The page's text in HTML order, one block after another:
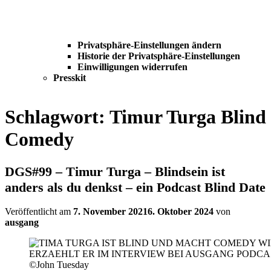
Privatsphäre-Einstellungen ändern
Historie der Privatsphäre-Einstellungen
Einwilligungen widerrufen
Presskit
Schlagwort: Timur Turga Blind
Comedy
DGS#99 – Timur Turga – Blindsein ist
anders als du denkst – ein Podcast Blind Date
Veröffentlicht am 7. November 20216. Oktober 2024 von
ausgang
©John Tuesday